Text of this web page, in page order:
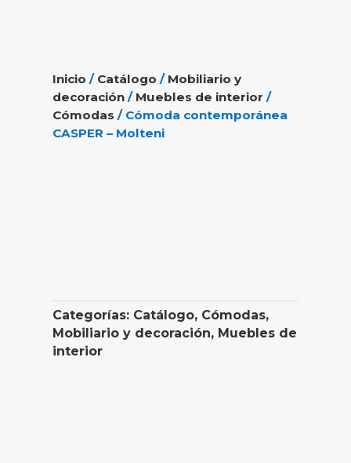
Inicio / Catálogo / Mobiliario y
decoración / Muebles de interior /
Cómodas / Cómoda contemporánea
CASPER – Molteni
Categorías: Catálogo, Cómodas,
Mobiliario y decoración, Muebles de
interior